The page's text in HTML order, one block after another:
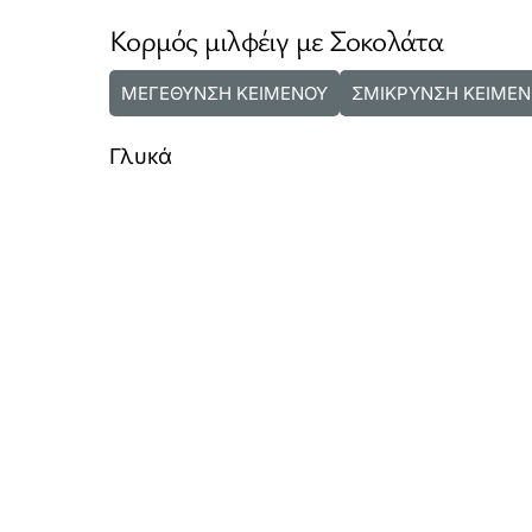
Κορμός μιλφέιγ με Σοκολάτα
ΜΕΓΕΘΥΝΣΗ ΚΕΙΜΕΝΟΥ ΣΜΙΚΡΥΝΣΗ
Γλυκά